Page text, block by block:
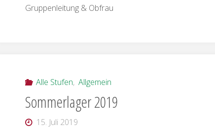
Gruppenleitung & Obfrau
Alle Stufen, Allgemein
Sommerlager 2019
15. Juli 2019